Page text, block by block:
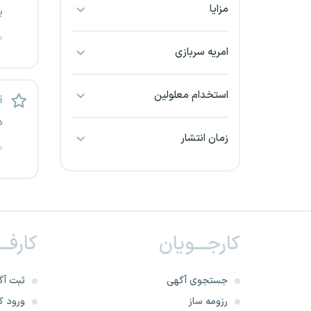
بندرعباس
خرم آباد
مزایا
امریه سربازی
استخدام معلولین
زمان انتشار
کارجـــویان
جستجوی آگهی
رزومه ساز
ثبت
ورود